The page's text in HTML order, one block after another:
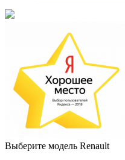
Выберите модель Renault